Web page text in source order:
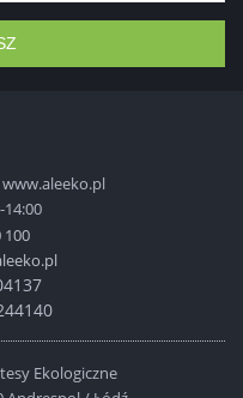
100
Ekologiczne